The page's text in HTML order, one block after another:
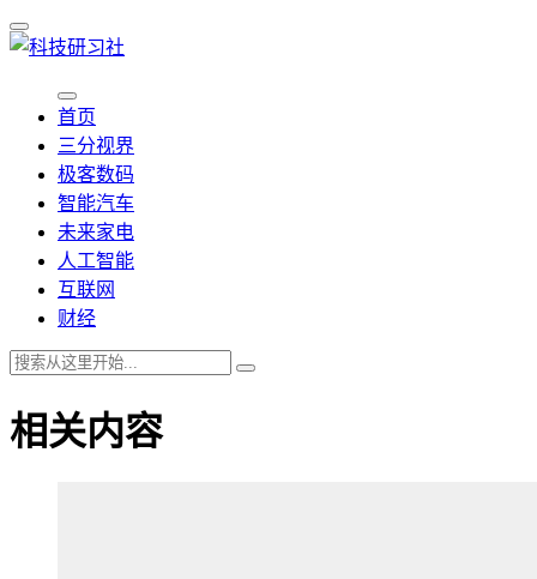
首页
三分视界
极客数码
智能汽车
未来家电
人工智能
互联网
财经
相关内容